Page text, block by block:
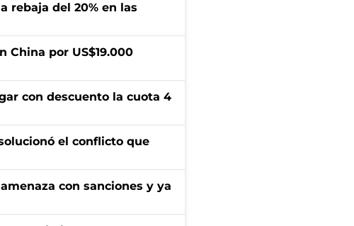
rebaja del 20% en las
China por US$19.000
con descuento la cuota 4
el conflicto que
con sanciones y ya